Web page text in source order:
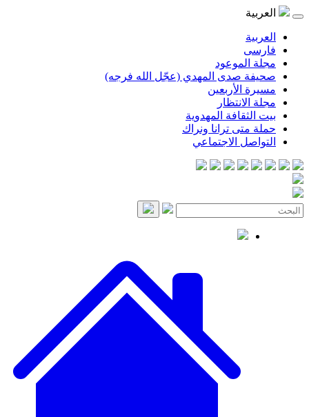
العربية
العربية
فارسی
مجلة الموعود
صحيفة صدى المهدي (عجّل الله فرجه)
مسيرة الأربعين
مجلة الانتظار
بيت الثقافة المهدوية
حملة متى ترانا ونراك
التواصل الاجتماعي